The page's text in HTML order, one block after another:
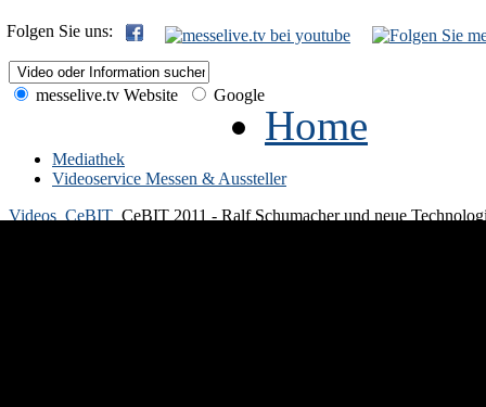
Folgen Sie uns:
messelive.tv Website Google
Home
Mediathek
Videoservice Messen & Aussteller
Videos CeBIT CeBIT 2011 - Ralf Schumacher und neue